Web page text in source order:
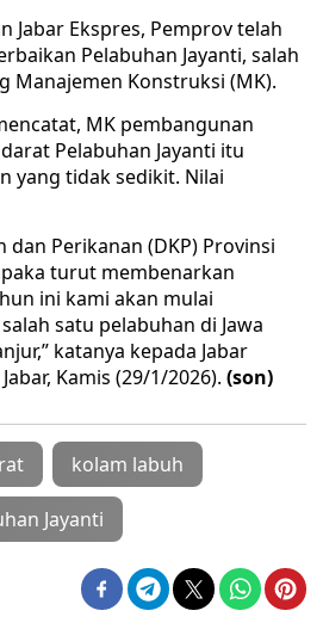
Jabar Ekspres, Pemprov telah
Pelabuhan Jayanti, salah
Manajemen Konstruksi (MK).
MK pembangunan
Pelabuhan Jayanti itu
yang tidak sedikit. Nilai
dan Perikanan (DKP) Provinsi
turut membenarkan
ini kami akan mulai
satu pelabuhan di Jawa
katanya kepada Jabar
Kamis (29/1/2026). (son)
kolam labuh
Jayanti